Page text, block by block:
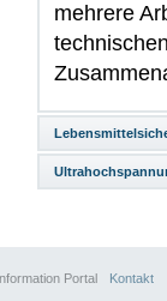
mehrere
Portal Kontakt